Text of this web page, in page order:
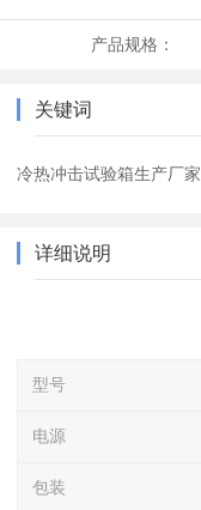
产品规格：
关键词
冷热冲击试验箱生产厂家
详细说明
型号
电源
包装